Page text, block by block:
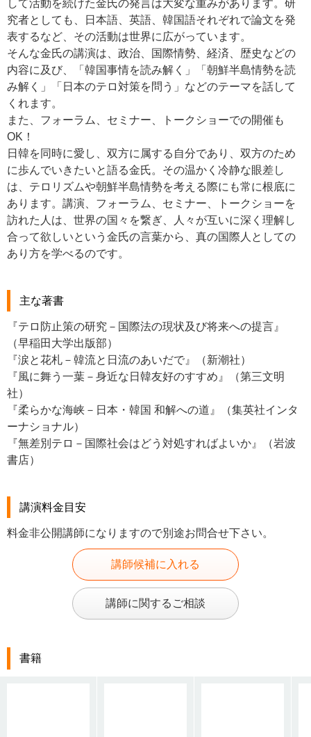
して活動を続けた金氏の発言は大変な重みがあります。研
究者としても、日本語、英語、韓国語それぞれで論文を発
表するなど、その活動は世界に広がっています。
そんな金氏の講演は、政治、国際情勢、経済、歴史などの
内容に及び、「韓国事情を読み解く」「朝鮮半島情勢を読
み解く」「日本のテロ対策を問う」などのテーマを話して
くれます。
また、フォーラム、セミナー、トークショーでの開催も
OK！
日韓を同時に愛し、双方に属する自分であり、双方のため
に歩んでいきたいと語る金氏。その温かく冷静な眼差し
は、テロリズムや朝鮮半島情勢を考える際にも常に根底に
あります。講演、フォーラム、セミナー、トークショーを
訪れた人は、世界の国々を繋ぎ、人々が互いに深く理解し
合って欲しいという金氏の言葉から、真の国際人としての
あり方を学べるのです。
主な著書
『テロ防止策の研究－国際法の現状及び将来への提言』
（早稲田大学出版部）
『涙と花札－韓流と日流のあいだで』（新潮社）
『風に舞う一葉－身近な日韓友好のすすめ』（第三文明
社）
『柔らかな海峡－日本・韓国 和解への道』（集英社インタ
ーナショナル）
『無差別テロ－国際社会はどう対処すればよいか』（岩波
書店）
講演料金目安
料金非公開講師になりますので別途お問合せ下さい。
講師候補に入れる
講師に関するご相談
書籍